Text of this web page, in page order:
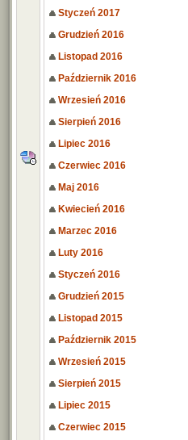
Styczeń 2017
Grudzień 2016
Listopad 2016
Październik 2016
Wrzesień 2016
Sierpień 2016
Lipiec 2016
Czerwiec 2016
Maj 2016
Kwiecień 2016
Marzec 2016
Luty 2016
Styczeń 2016
Grudzień 2015
Listopad 2015
Październik 2015
Wrzesień 2015
Sierpień 2015
Lipiec 2015
Czerwiec 2015